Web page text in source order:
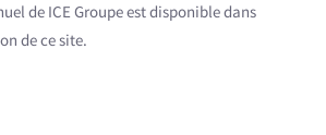
de ICE Groupe est disponible dans
de ce site.